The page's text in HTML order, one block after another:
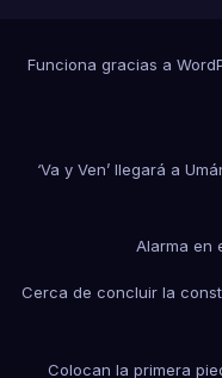
Funciona gracias a
‘Va y Ven’ llegará a
Alarma en
Cerca de concluir la
Colocan la primera